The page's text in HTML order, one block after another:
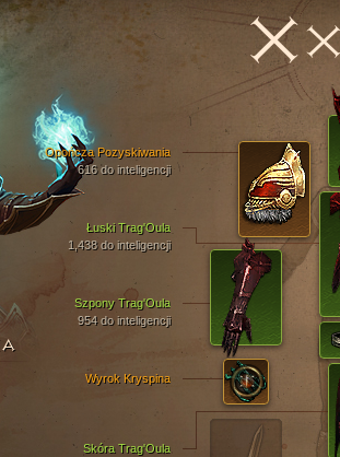
X
Łuski Trag'Oula
1,438 do inteligencji
Szpony Trag'Oula
954 do inteligencji
Opończa Pozyskiwania
616 do inteligencji
Skóra Trag'Oula
Wyrok Kryspina